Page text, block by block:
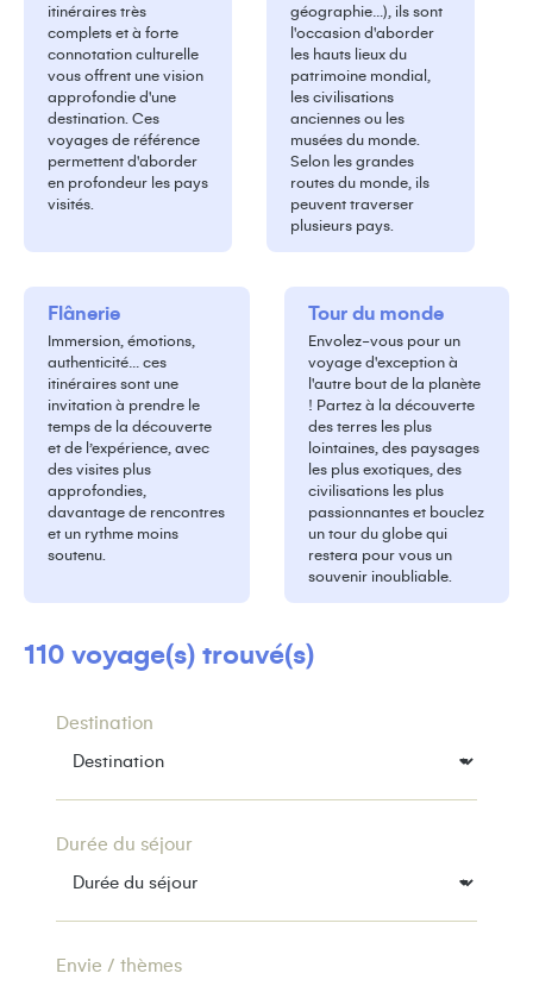
itinéraires très
complets et à forte
connotation culturelle
vous offrent une vision
approfondie d'une
destination. Ces
voyages de référence
permettent d'aborder
en profondeur les pays
visités.
géographie…), ils sont
l'occasion d'aborder
les hauts lieux du
patrimoine mondial,
les civilisations
anciennes ou les
musées du monde.
Selon les grandes
routes du monde, ils
peuvent traverser
plusieurs pays.
Flânerie
Immersion, émotions,
authenticité… ces
itinéraires sont une
invitation à prendre le
temps de la découverte
et de l’expérience, avec
des visites plus
approfondies,
davantage de rencontres
et un rythme moins
soutenu.
Tour du monde
Envolez-vous pour un
voyage d'exception à
l'autre bout de la planète
! Partez à la découverte
des terres les plus
lointaines, des paysages
les plus exotiques, des
civilisations les plus
passionnantes et bouclez
un tour du globe qui
restera pour vous un
souvenir inoubliable.
110 voyage(s) trouvé(s)
Destination
Durée du séjour
Envie / thèmes